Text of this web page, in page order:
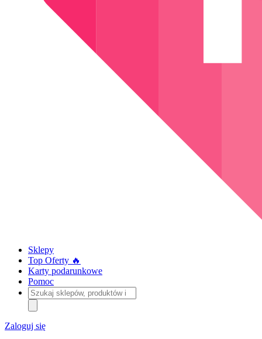
Sklepy
Top Oferty 🔥
Karty podarunkowe
Pomoc
Szukaj
sklepów,
produktów
i
kategorii
Zaloguj się